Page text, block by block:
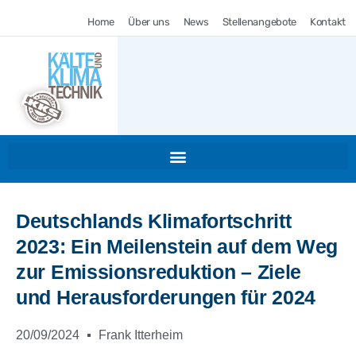
Home Über uns News Stellenangebote Kontakt
Deutschlands Klimafortschritt
2023: Ein Meilenstein auf dem Weg
zur Emissionsreduktion – Ziele
und Herausforderungen für 2024
20/09/2024 Frank Itterheim